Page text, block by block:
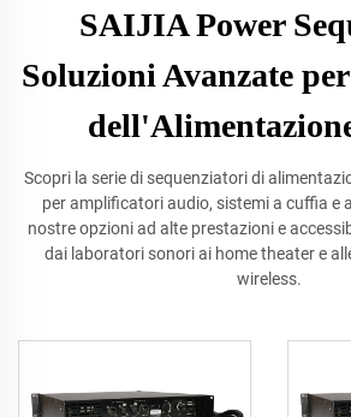
SAIJIA Power
Soluzioni Avanzate
Scopri la serie di sequenziatori di
per amplificatori audio, sistemi a cuffia e
nostre opzioni ad alte prestazioni e
dai laboratori sonori ai home theater e
wireless.